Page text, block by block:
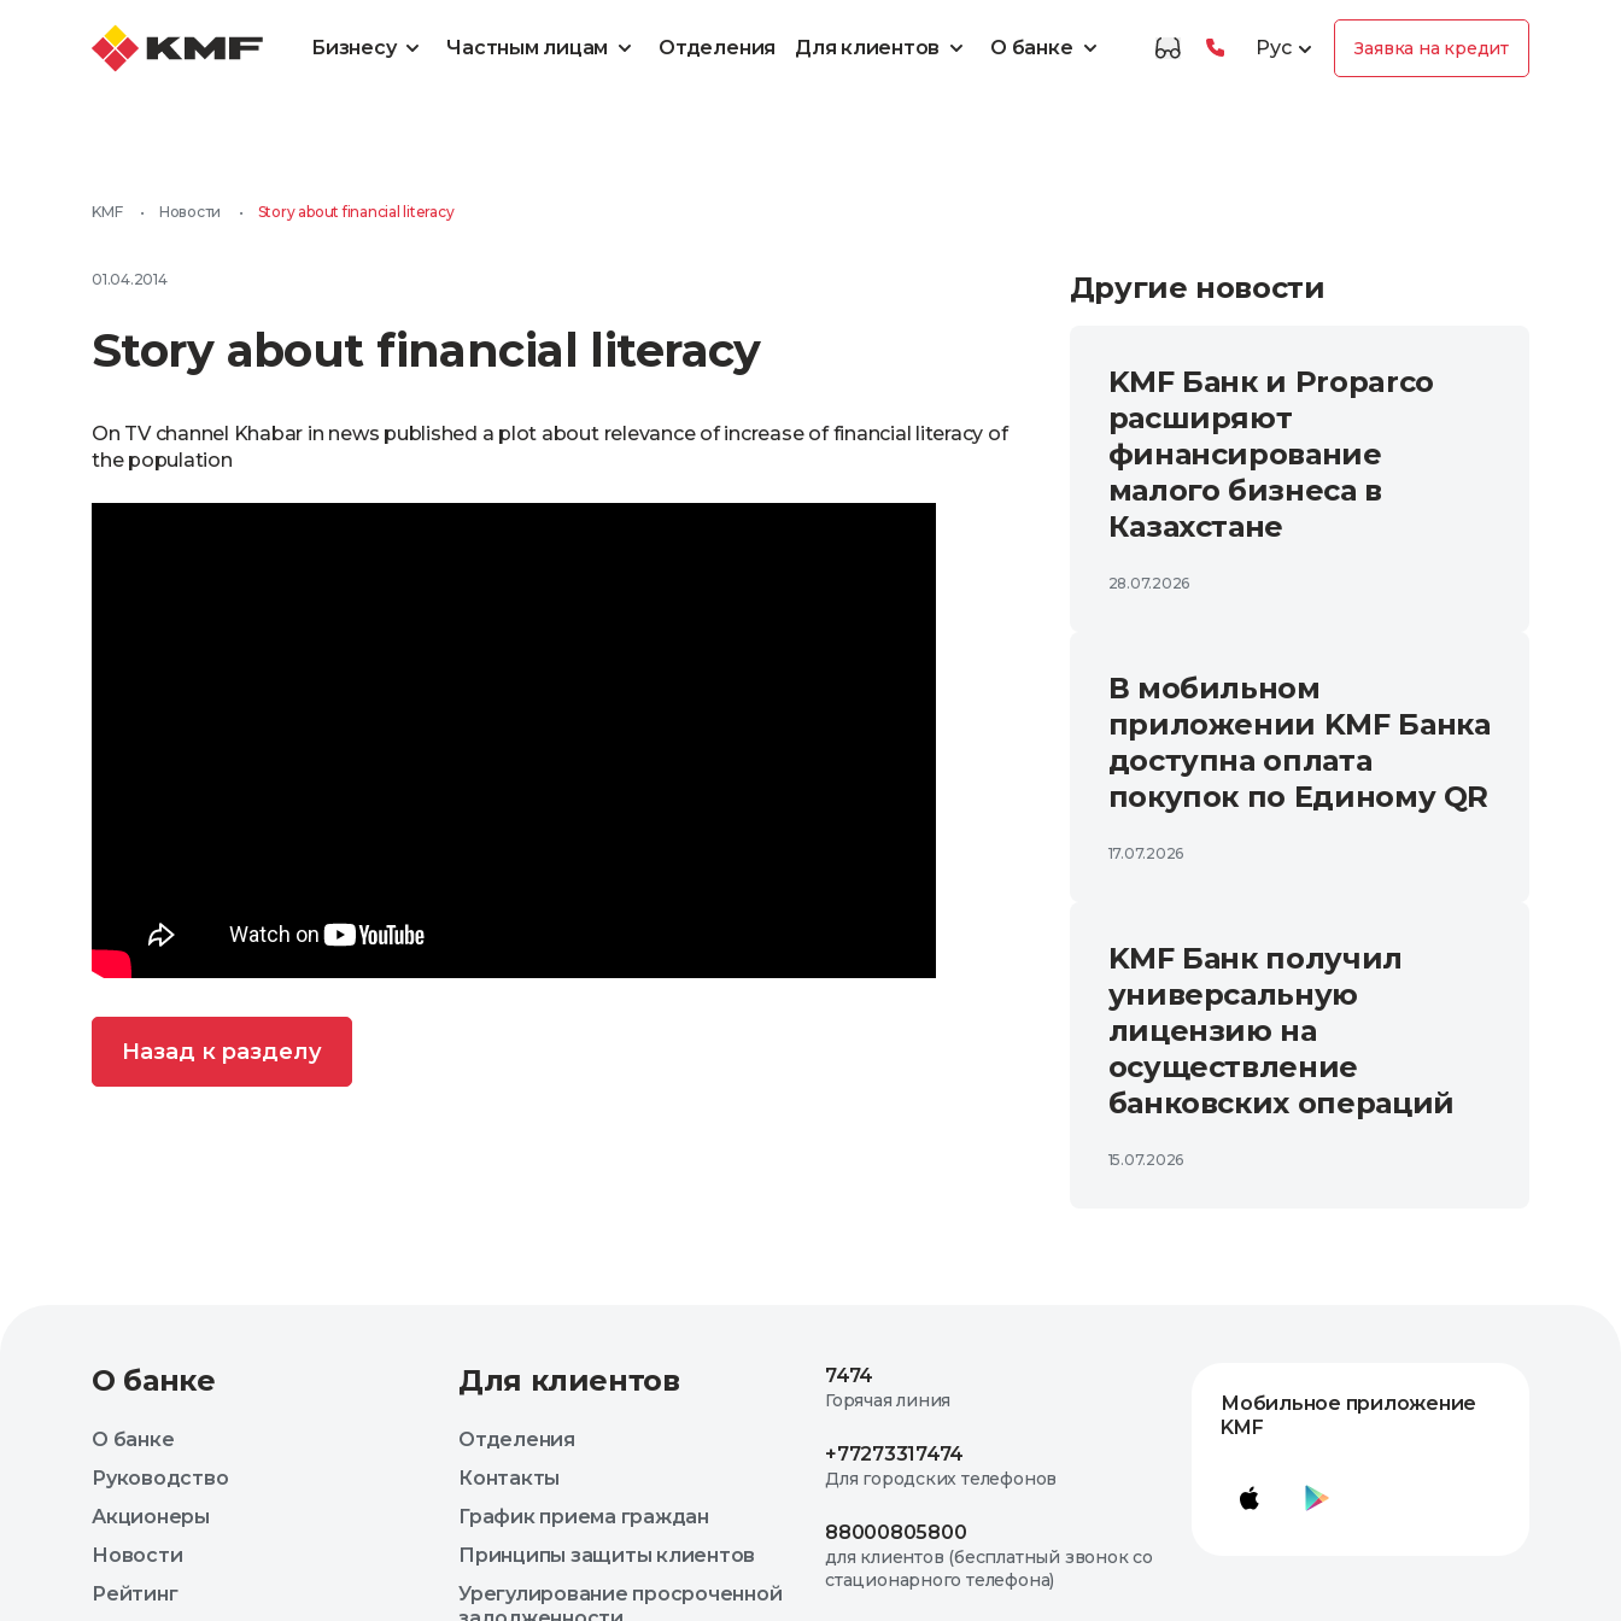
Бизнесу Частным лицам Отделения Для клиентов О банке Рус Заявка на кредит
KMF • Новости • Story about financial literacy
01.04.2014
Story about financial literacy
On TV channel Khabar in news published a plot about relevance of increase of financial literacy of
the population
Назад к разделу
Другие новости
KMF Банк и Proparco
расширяют
финансирование
малого бизнеса в
Казахстане
28.07.2026
В мобильном
приложении KMF Банка
доступна оплата
покупок по Единому QR
17.07.2026
KMF Банк получил
универсальную
лицензию на
осуществление
банковских операций
15.07.2026
О банке
О банке
Руководство
Акционеры
Новости
Рейтинг
Для клиентов
Отделения
Контакты
График приема граждан
Принципы защиты клиентов
Урегулирование просроченной
7474
Горячая линия
+77273317474
Для городских телефонов
88000805800
для клиентов (бесплатный звонок со
стационарного телефона)
Мобильное приложение
KMF